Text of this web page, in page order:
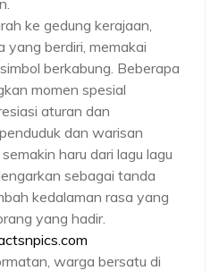
ke gedung kerajaan,
yang berdiri, memakai
berkabung. Beberapa
momen spesial
aturan dan
dan warisan
haru dari lagu lagu
sebagai tanda
kedalaman rasa yang
yang hadir.
warga bersatu di